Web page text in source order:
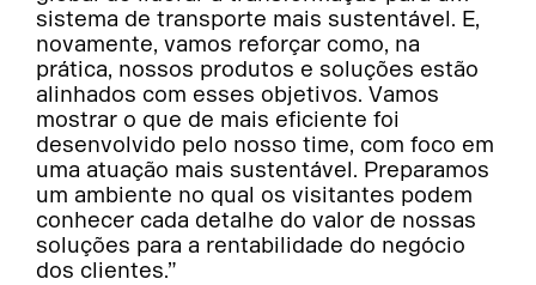
sistema de transporte mais sustentável. E,
novamente, vamos reforçar como, na
prática, nossos produtos e soluções estão
alinhados com esses objetivos. Vamos
mostrar o que de mais eficiente foi
desenvolvido pelo nosso time, com foco em
uma atuação mais sustentável. Preparamos
um ambiente no qual os visitantes podem
conhecer cada detalhe do valor de nossas
soluções para a rentabilidade do negócio
dos clientes.”